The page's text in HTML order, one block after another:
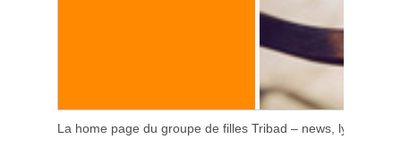
La home page du groupe de filles Tribad – news, lyrics, clips